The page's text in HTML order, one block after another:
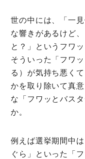
My Rules
世の中には、「一
な響きがあるけど
と？」というフワ
そういった「フワ
る）が気持ち悪く
かを取り除いて真
な「フワッとバス
か。
例えば選挙期間中
ぐら」といった「